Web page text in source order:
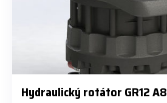
Hydraulický rotátor GR12 A8